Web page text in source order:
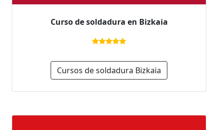
Curso de soldadura en Bizkaia
Cursos de soldadura Bizkaia